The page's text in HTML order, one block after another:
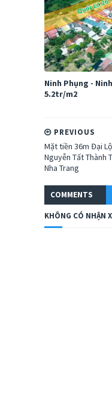
Ninh Phụng -
5.2tr/m2
PREVIOUS
Mặt tiền 36m Đại Lộ
Nguyễn Tất Thành
Nha Trang
COMMENTS
KHÔNG CÓ NHẬN